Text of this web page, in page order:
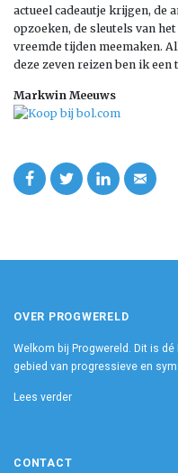
actueel cadeautje krijgen, de
opzoeken, de sleutels van
vreemde tijden meemaken.
deze zeven reizen ben ik een
Markwin Meeuws
OVER PROGWERELD
Welkom bij Progwereld. Dit is
gebied van progressieve en
Lees verder
CONTACT